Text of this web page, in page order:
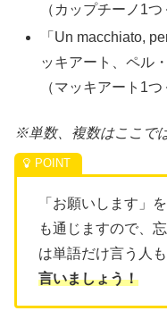
（カップチーノ1つ
「Un macchiato,
ッキアート、ペル
（マッキアート1つ
※単数、複数はここで
「お願いします」
も通じますので、
は単語だけ言う人も
言いましょう！